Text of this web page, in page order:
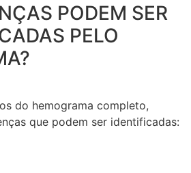
PODEM SER
PELO
do hemograma completo,
que podem ser identificadas: